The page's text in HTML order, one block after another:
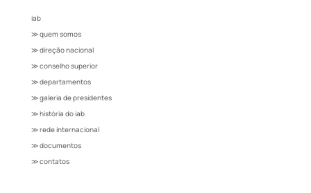
iab
≫ quem somos
≫ direção nacional
≫ conselho superior
≫ departamentos
≫ galeria de presidentes
≫ história do iab
≫ rede internacional
≫ documentos
≫ contatos